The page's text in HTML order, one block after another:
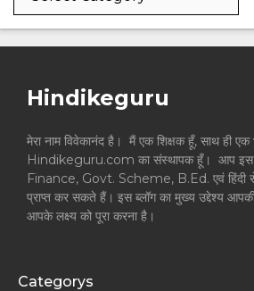
Hindikeguru
मेरा नाम विवेकानंद है। मैं एक शिक्षक हूँ, साथ ही
Hindikeguru.com का संस्थापक हूँ। आप इस
Finance, Govt. Scheme, B.Ed. एवं हिंदी से
प्राप्त कर सकते हैं। इस ब्लॉग का मुख्य उद्देश्य आपकी
आपके लक्ष्य को पूरा करना है।
Categorys